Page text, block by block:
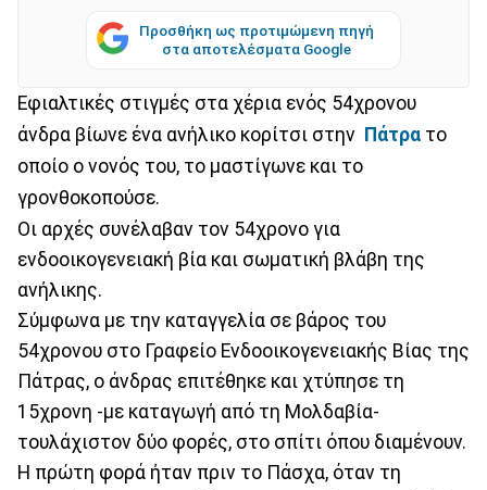
Προσθήκη ως προτιμώμενη πηγή
στα αποτελέσματα Google
Εφιαλτικές στιγμές στα χέρια ενός 54χρονου
άνδρα βίωνε ένα ανήλικο κορίτσι στην Πάτρα το
οποίο ο νονός του, το μαστίγωνε και το
γρονθοκοπούσε.
Οι αρχές συνέλαβαν τον 54χρονο για
ενδοοικογενειακή βία και σωματική βλάβη της
ανήλικης.
Σύμφωνα με την καταγγελία σε βάρος του
54χρονου στο Γραφείο Ενδοοικογενειακής Βίας της
Πάτρας, ο άνδρας επιτέθηκε και χτύπησε τη
15χρονη -με καταγωγή από τη Μολδαβία-
τουλάχιστον δύο φορές, στο σπίτι όπου διαμένουν.
Η πρώτη φορά ήταν πριν το Πάσχα, όταν τη